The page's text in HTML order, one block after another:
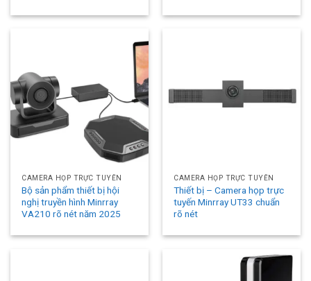
CAMERA HỌP TRỰC TUYẾN
Bộ sản phẩm thiết bị hội
nghị truyền hình Minrray
VA210 rõ nét năm 2025
CAMERA HỌP TRỰC TUYẾN
Thiết bị – Camera họp trực
tuyến Minrray UT33 chuẩn
rõ nét